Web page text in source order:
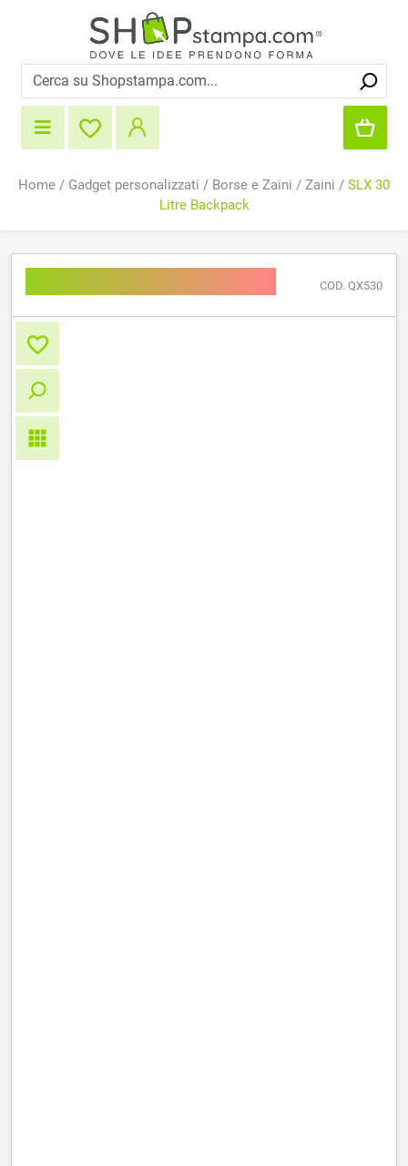
Home / Gadget personalizzati / Borse e Zaini / Zaini / SLX 30
Litre Backpack
COD. QX530